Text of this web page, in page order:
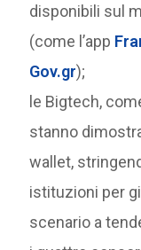
disponibili sul
(come l’app
Gov.gr);
le Bigtech,
stanno
wallet,
istituzioni per
scenario a